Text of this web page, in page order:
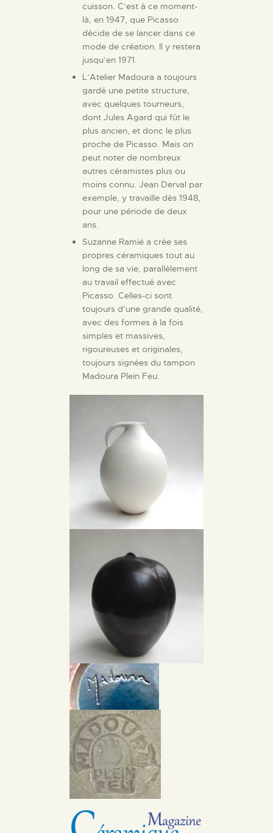
cuisson. C’est à ce moment-
là, en 1947, que Picasso
décide de se lancer dans ce
mode de création. Il y restera
jusqu’en 1971.
L’Atelier Madoura a toujours
gardé une petite structure,
avec quelques tourneurs,
dont Jules Agard qui fût le
plus ancien, et donc le plus
proche de Picasso. Mais on
peut noter de nombreux
autres céramistes plus ou
moins connu. Jean Derval par
exemple, y travaille dès 1948,
pour une période de deux
ans.
Suzanne Ramié a crée ses
propres céramiques tout au
long de sa vie, parallèlement
au travail effectué avec
Picasso. Celles-ci sont
toujours d’une grande qualité,
avec des formes à la fois
simples et massives,
rigoureuses et originales,
toujours signées du tampon
Madoura Plein Feu.